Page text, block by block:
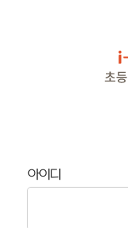
아이디